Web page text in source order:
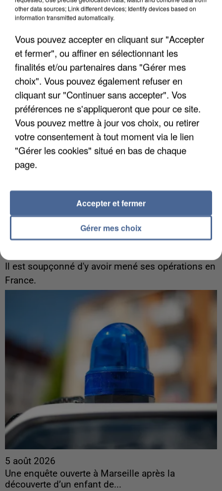
6 août 2026
boue en Haute-Savoie
Son corps a été retrouvé à cinq kilomètres de là.
L’un des fondateurs supposés de la DZ Mafia
Il est soupçonné d'y avoir mené ses opérations en
France.
5 août 2026
Une enquête ouverte à Marseille après la
découverte d’un enfant de...
other data sources; Link different devices; Identify devices based on
information transmitted automatically.
Vous pouvez accepter en cliquant sur "Accepter
et fermer", ou affiner en sélectionnant les
finalités et/ou partenaires dans "Gérer mes
choix". Vous pouvez également refuser en
cliquant sur "Continuer sans accepter". Vos
préférences ne s'appliqueront que pour ce site.
Vous pouvez mettre à jour vos choix, ou retirer
votre consentement à tout moment via le lien
"Gérer les cookies" situé en bas de chaque
page.
Gérer mes choix
Accepter et fermer